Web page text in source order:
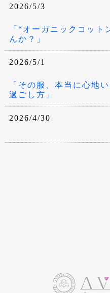
2026/5/3
「“オーガニックコッ
んか？」
2026/5/1
「その服、本当に心地
過ごし方」
2026/4/30